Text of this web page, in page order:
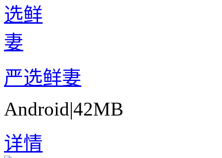
严选鲜妻
Android|42MB
详情